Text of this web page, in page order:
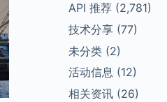
API 推荐(2,781)
技术分享(77)
未分类(2)
活动信息 (12)
相关资讯(26)